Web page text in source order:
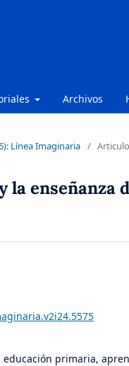
Archivos
Línea Imaginaria /
la enseñanza
educación primaria,